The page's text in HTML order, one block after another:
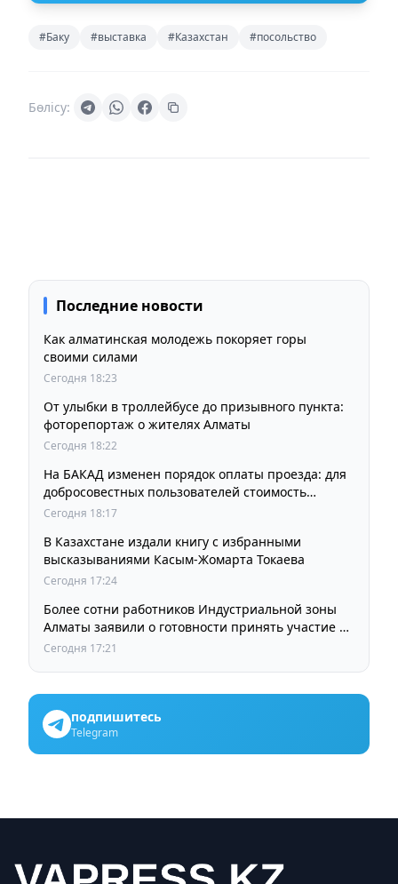
#Баку #выставка #Казахстан #посольство
Бөлісу:
Последние новости
Как алматинская молодежь покоряет горы
своими силами
Сегодня 18:23
От улыбки в троллейбусе до призывного пункта:
фоторепортаж о жителях Алматы
Сегодня 18:22
На БАКАД изменен порядок оплаты проезда: для
добросовестных пользователей стоимость
остается прежней
Сегодня 18:17
В Казахстане издали книгу с избранными
высказываниями Касым-Жомарта Токаева
Сегодня 17:24
Более сотни работников Индустриальной зоны
Алматы заявили о готовности принять участие в
выборах членов Курылтая
Сегодня 17:21
подпишитесь
Telegram